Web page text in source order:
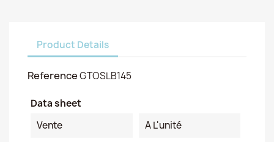
Product Details
ReferenceGTOSLB145
Data sheet
Vente
A L'unité